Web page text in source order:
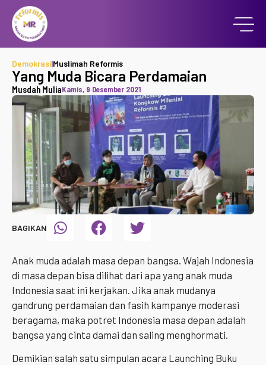
Demokrasi|Muslimah Reformis
Yang Muda Bicara Perdamaian
Musdah MuliaKamis, 9 Desember 2021
BAGIKAN
Anak muda adalah masa depan bangsa. Wajah Indonesia
di masa depan bisa dilihat dari apa yang anak muda
Indonesia saat ini kerjakan. Jika anak mudanya
gandrung perdamaian dan fasih kampanye moderasi
beragama, maka potret Indonesia masa depan adalah
bangsa yang cinta damai dan saling menghormati.
Demikian salah satu simpulan acara Launching Buku